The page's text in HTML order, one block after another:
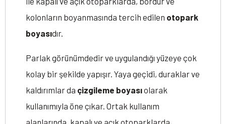
kolonların boyanmasında tercih edilen otopark
boyasıdır.
Parlak görünümdedir ve uygulandığı yüzeye çok
kolay bir şekilde yapışır. Yaya geçidi, duraklar ve
kaldırımlar da çizgileme boyasıolarak
kullanımıyla öne çıkar. Ortak kullanım
alanlarında, kapalı ve açık otoparklarda,